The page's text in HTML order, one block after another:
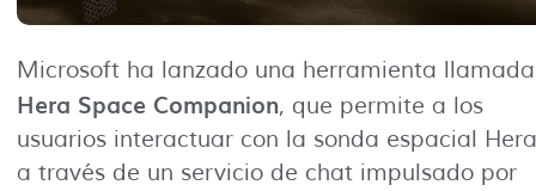
Microsoft ha lanzado una herramienta llamada
Hera Space Companion, que permite a los
usuarios interactuar con la sonda espacial Hera
a través de un servicio de chat impulsado por